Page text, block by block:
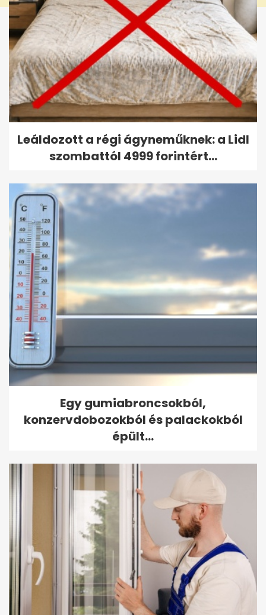
Leáldozott a régi ágyneműknek: a Lidl
szombattól 4999 forintért...
Egy gumiabroncsokból,
konzervdobozokból és palackokból
épült...